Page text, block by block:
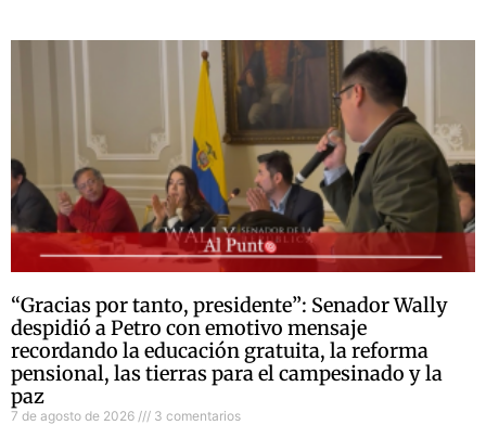
“Gracias por tanto, presidente”: Senador Wally
despidió a Petro con emotivo mensaje
recordando la educación gratuita, la reforma
pensional, las tierras para el campesinado y la
paz
7 de agosto de 2026 3 comentarios